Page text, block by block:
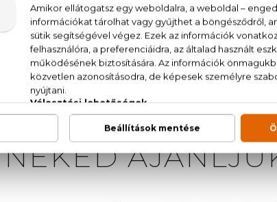
basmati rizs, jázmin, rózsa, pézsma,
Fragrance, Water / Aqua, Octinoxate,
Citronellol, Geraniol
NEKED